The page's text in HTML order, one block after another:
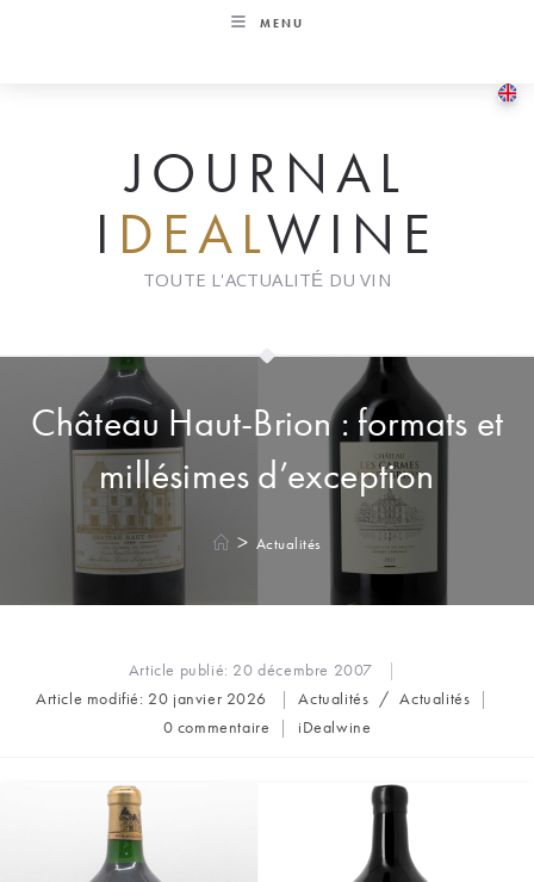
MENU
JOURNAL
I DEALWINE
TOUTE L'ACTUALITÉ DU VIN
Château Haut-Brion : formats et
millésimes d’exception
> Actualités
Article publié: 20 décembre 2007
Article modifié: 20 janvier 2026
Post
category:
Actualités / Actualités
Commentaires
0 commentaire
Auteur/autrice
publication :
iDealwine